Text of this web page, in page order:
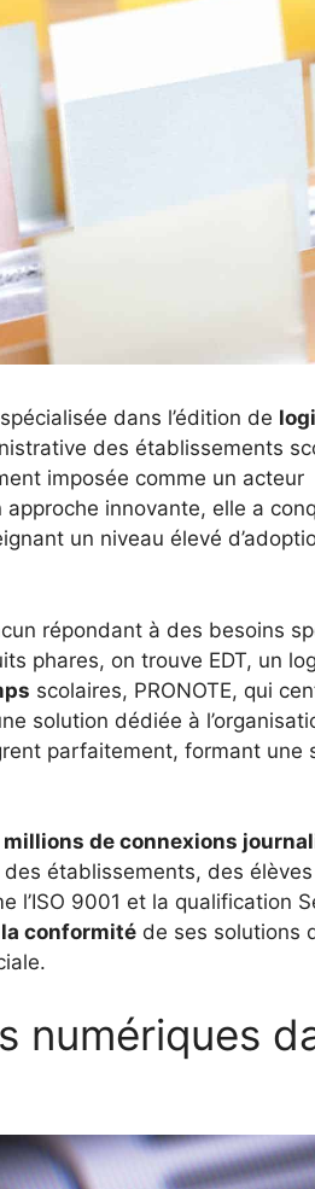
dans l’édition de
des établissements
imposée comme un acteur
innovante, elle a
un niveau élevé
répondant à des besoins
phares, on trouve EDT, un
scolaires, PRONOTE, qui
solution dédiée à
parfaitement, formant une
de connexions
établissements, des
9001 et la qualification
conformité de ses solutions
numériques